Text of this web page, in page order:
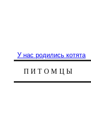
У нас родились котята
ПИТОМЦЫ